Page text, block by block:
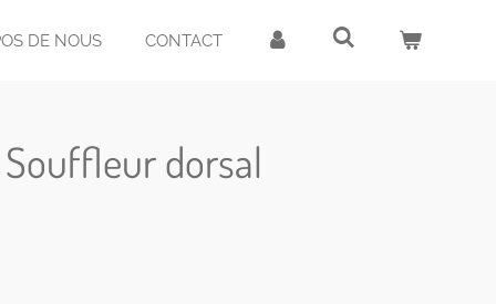
DE NOUS CONTACT
Souffleur dorsal